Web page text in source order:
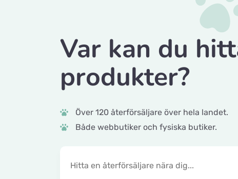
Var kan du
produkter?
Över 120 återförsäljare över hela landet.
Både webbutiker och fysiska butiker.